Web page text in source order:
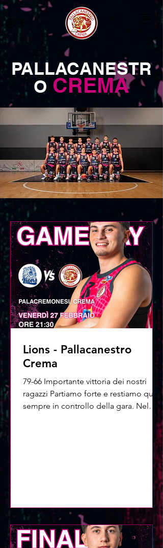
PALLACANESTR
O CREMA
Lions - Pallacanestro
Crema
79-66 Importante vittoria dei nostri
ragazzi Partiamo forte e restiamo quasi
sempre in controllo della gara. Nel
secondo quarto resistiamo alla rimonta
allunghiamo con decisione Nel finale
casa una vittoria pesante, ribaltando lo
ragazzi, avanti così!